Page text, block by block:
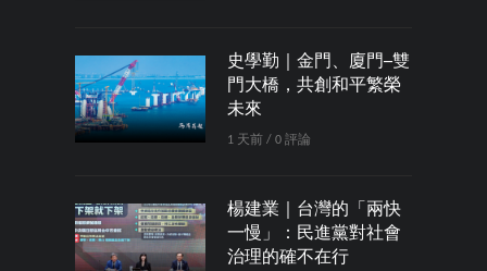
史學勤｜金門、廈門─雙
門大橋，共創和平繁榮
未來
1 天前 / 0 評論
楊建業｜台灣的「兩快
一慢」：民進黨對社會
治理的確不在行